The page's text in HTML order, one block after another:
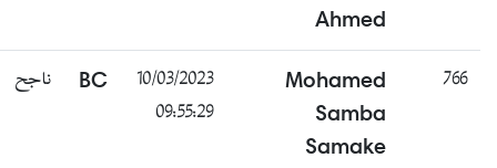
Ahmed
766
Mohamed
Samba
Samake
10/03/2023
09:55:29
BC ناجح